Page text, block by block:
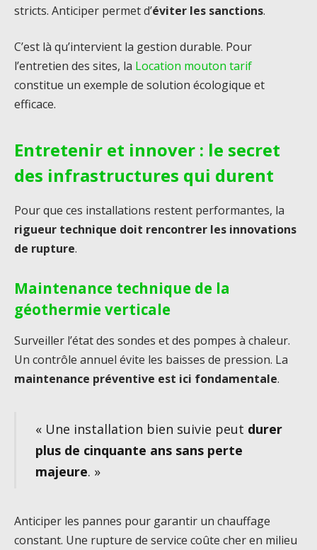
stricts. Anticiper permet d’éviter les sanctions.
C’est là qu’intervient la gestion durable. Pour
l’entretien des sites, la Location mouton tarif
constitue un exemple de solution écologique et
efficace.
Entretenir et innover : le secret
des infrastructures qui durent
Pour que ces installations restent performantes, la
rigueur technique doit rencontrer les innovations
de rupture.
Maintenance technique de la
géothermie verticale
Surveiller l’état des sondes et des pompes à chaleur.
Un contrôle annuel évite les baisses de pression. La
maintenance préventive est ici fondamentale.
« Une installation bien suivie peut durer
plus de cinquante ans sans perte
majeure. »
Anticiper les pannes pour garantir un chauffage
constant. Une rupture de service coûte cher en milieu